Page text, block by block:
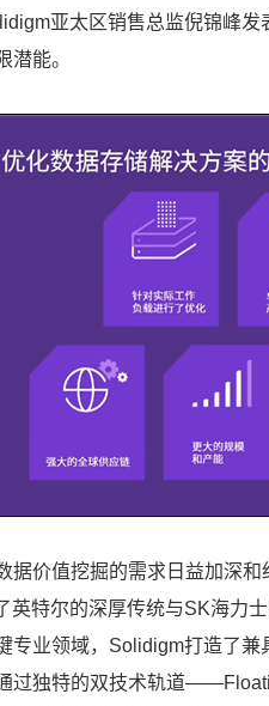
亚太区销售总监倪锦峰
能。
据价值挖掘的需求日益加深
特尔的深厚传统与SK海力
专业领域，Solidigm打造了
过独特的双技术轨道